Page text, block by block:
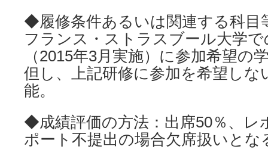
◆履修条件あるいは関連する科目
フランス・ストラスブール大学
（2015年3月実施）に参加希望の
但し、上記研修に参加を希望しな
能。
◆成績評価の方法：出席50％、レ
ポート不提出の場合欠席扱いとな